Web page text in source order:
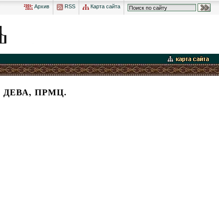
Архив RSS Карта сайта
ПРМЦ.